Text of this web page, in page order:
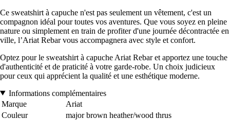
Ce sweatshirt à capuche n'est pas seulement un vêtement, c'est un
compagnon idéal pour toutes vos aventures. Que vous soyez en pleine
nature ou simplement en train de profiter d'une journée décontractée en
ville, l’Ariat Rebar vous accompagnera avec style et confort.
Optez pour le sweatshirt à capuche Ariat Rebar et apportez une touche
d'authenticité et de praticité à votre garde-robe. Un choix judicieux
pour ceux qui apprécient la qualité et une esthétique moderne.
Informations complémentaires
Marque
Ariat
Couleur
major brown heather/wood thrus